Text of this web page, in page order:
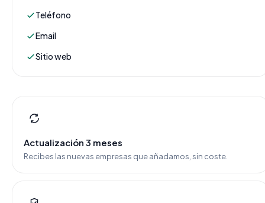
Teléfono
Email
Sitio web
Actualización 3 meses
Recibes las nuevas empresas que añadamos, sin coste.